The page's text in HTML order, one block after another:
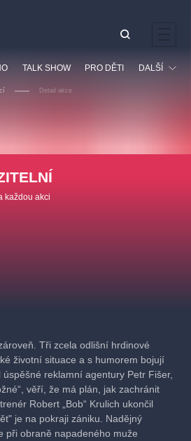
TALK SHOW PRO DĚTI DALŠÍ
Prohlídky
Detail akce
každou akci
Tři zcela odlišní hrdinové
životní situace a s humorem bojují
reklamní agentury Petr Fišer,
věří, že má plán, jak zachránit
Robert „Bob“ Krulich ukončil
je na pokraji zániku. Nadějný
při obraně napadeného muže